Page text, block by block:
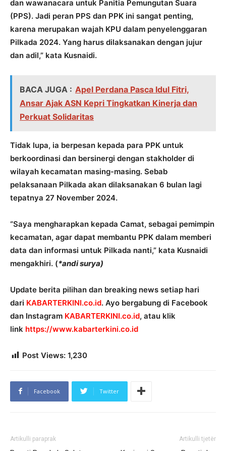
dan wawanacara untuk Panitia Pemungutan Suara
(PPS). Jadi peran PPS dan PPK ini sangat penting,
karena merupakan wajah KPU dalam penyelenggaran
Pilkada 2024. Yang harus dilaksanakan dengan jujur
dan adil,” kata Kusnaidi.
BACA JUGA : Apel Perdana Pasca Idul Fitri,
Ansar Ajak ASN Kepri Tingkatkan Kinerja dan
Perkuat Solidaritas
Tidak lupa, ia berpesan kepada para PPK untuk
berkoordinasi dan bersinergi dengan stakholder di
wilayah kecamatan masing-masing. Sebab
pelaksanaan Pilkada akan dilaksanakan 6 bulan lagi
tepatnya 27 November 2024.
“Saya mengharapkan kepada Camat, sebagai pemimpin
kecamatan, agar dapat membantu PPK dalam memberi
data dan informasi untuk Pilkada nanti,” kata Kusnaidi
mengakhiri. (*andi surya)
Update berita pilihan dan breaking news setiap hari
dari KABARTERKINI.co.id. Ayo bergabung di Facebook
dan Instagram KABARTERKINI.co.id, atau klik
link https://www.kabarterkini.co.id
Post Views: 1,230
Facebook Twitter
Artikulli paraprak Artikulli tjetër